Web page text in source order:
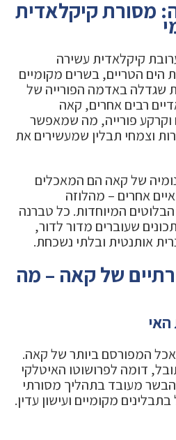
מסורת קיקלאדית
קיקלאדית עשירה
הטריים, בשרים מקומיים
שגדלה באדמה הפורייה של
רבים אחרים, קאה
וקרקע פורייה, מה שמאפשר
וצמחי תבלין שמעשירים את
של קאה הם המאכלים
אחרים – מהלוזה
המיוחדות. כל טברנה
שעוברים מדור לדור,
אותנטית ובלתי נשכחת.
של קאה – מה
המפורסם ביותר של קאה.
דומה לפרושוטו האיטלקי
הבשר מעובד בתהליך מסורתי
מקומיים ועישון עדין.